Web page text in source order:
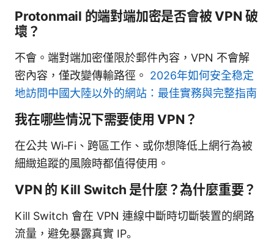
Protonmail 的端對端加密是否會被 VPN 破
壞？
不會。端對端加密僅限於郵件內容，VPN 不會解
密內容，僅改變傳輸路徑。 2026年如何安全稳定
地訪問中國大陸以外的網站：最佳實務與完整指南
我在哪些情況下需要使用 VPN？
在公共 Wi‑Fi、跨區工作、或你想降低上網行為被
細緻追蹤的風險時都值得使用。
VPN 的 Kill Switch 是什麼？為什麼重要？
Kill Switch 會在 VPN 連線中斷時切斷裝置的網路
流量，避免暴露真實 IP。